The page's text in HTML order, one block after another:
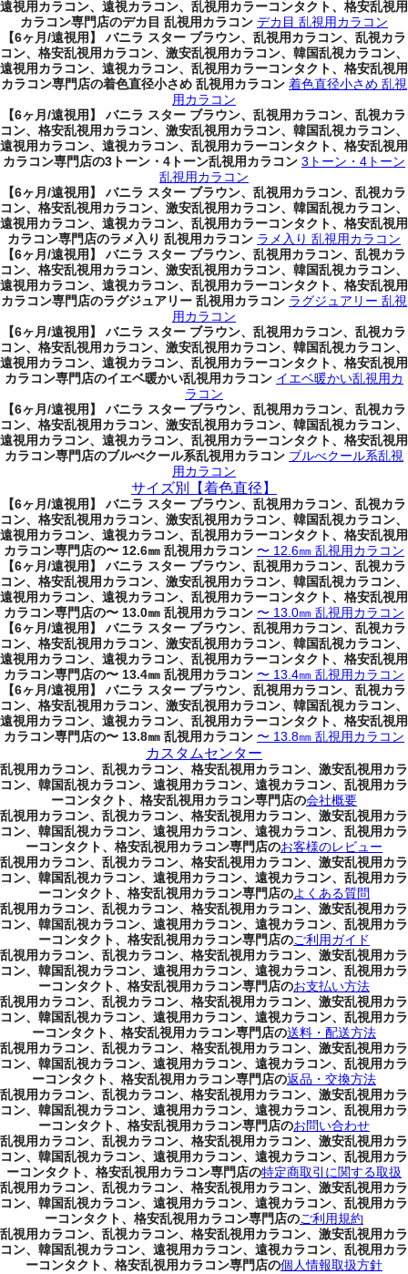
遠視用カラコン、遠視カラコン、乱視用カラーコンタクト、格安乱視用
カラコン専門店のデカ目 乱視用カラコン デカ目 乱視用カラコン
【6ヶ月/遠視用】 バニラ スター ブラウン、乱視用カラコン、乱視カラ
コン、格安乱視用カラコン、激安乱視用カラコン、韓国乱視カラコン、
遠視用カラコン、遠視カラコン、乱視用カラーコンタクト、格安乱視用
カラコン専門店の着色直径小さめ 乱視用カラコン 着色直径小さめ 乱視
用カラコン
【6ヶ月/遠視用】 バニラ スター ブラウン、乱視用カラコン、乱視カラ
コン、格安乱視用カラコン、激安乱視用カラコン、韓国乱視カラコン、
遠視用カラコン、遠視カラコン、乱視用カラーコンタクト、格安乱視用
カラコン専門店の3トーン・4トーン乱視用カラコン 3トーン・4トーン
乱視用カラコン
【6ヶ月/遠視用】 バニラ スター ブラウン、乱視用カラコン、乱視カラ
コン、格安乱視用カラコン、激安乱視用カラコン、韓国乱視カラコン、
遠視用カラコン、遠視カラコン、乱視用カラーコンタクト、格安乱視用
カラコン専門店のラメ入り 乱視用カラコン ラメ入り 乱視用カラコン
【6ヶ月/遠視用】 バニラ スター ブラウン、乱視用カラコン、乱視カラ
コン、格安乱視用カラコン、激安乱視用カラコン、韓国乱視カラコン、
遠視用カラコン、遠視カラコン、乱視用カラーコンタクト、格安乱視用
カラコン専門店のラグジュアリー 乱視用カラコン ラグジュアリー 乱視
用カラコン
【6ヶ月/遠視用】 バニラ スター ブラウン、乱視用カラコン、乱視カラ
コン、格安乱視用カラコン、激安乱視用カラコン、韓国乱視カラコン、
遠視用カラコン、遠視カラコン、乱視用カラーコンタクト、格安乱視用
カラコン専門店のイエベ暖かい乱視用カラコン イエベ暖かい乱視用カ
ラコン
【6ヶ月/遠視用】 バニラ スター ブラウン、乱視用カラコン、乱視カラ
コン、格安乱視用カラコン、激安乱視用カラコン、韓国乱視カラコン、
遠視用カラコン、遠視カラコン、乱視用カラーコンタクト、格安乱視用
カラコン専門店のブルべクール系乱視用カラコン ブルべクール系乱視
用カラコン
サイズ別【着色直径】
【6ヶ月/遠視用】 バニラ スター ブラウン、乱視用カラコン、乱視カラ
コン、格安乱視用カラコン、激安乱視用カラコン、韓国乱視カラコン、
遠視用カラコン、遠視カラコン、乱視用カラーコンタクト、格安乱視用
カラコン専門店の〜 12.6㎜ 乱視用カラコン 〜 12.6㎜ 乱視用カラコン
【6ヶ月/遠視用】 バニラ スター ブラウン、乱視用カラコン、乱視カラ
コン、格安乱視用カラコン、激安乱視用カラコン、韓国乱視カラコン、
遠視用カラコン、遠視カラコン、乱視用カラーコンタクト、格安乱視用
カラコン専門店の〜 13.0㎜ 乱視用カラコン 〜 13.0㎜ 乱視用カラコン
【6ヶ月/遠視用】 バニラ スター ブラウン、乱視用カラコン、乱視カラ
コン、格安乱視用カラコン、激安乱視用カラコン、韓国乱視カラコン、
遠視用カラコン、遠視カラコン、乱視用カラーコンタクト、格安乱視用
カラコン専門店の〜 13.4㎜ 乱視用カラコン 〜 13.4㎜ 乱視用カラコン
【6ヶ月/遠視用】 バニラ スター ブラウン、乱視用カラコン、乱視カラ
コン、格安乱視用カラコン、激安乱視用カラコン、韓国乱視カラコン、
遠視用カラコン、遠視カラコン、乱視用カラーコンタクト、格安乱視用
カラコン専門店の〜 13.8㎜ 乱視用カラコン 〜 13.8㎜ 乱視用カラコン
カスタムセンター
乱視用カラコン、乱視カラコン、格安乱視用カラコン、激安乱視用カラ
コン、韓国乱視カラコン、遠視用カラコン、遠視カラコン、乱視用カラ
ーコンタクト、格安乱視用カラコン専門店の会社概要
乱視用カラコン、乱視カラコン、格安乱視用カラコン、激安乱視用カラ
コン、韓国乱視カラコン、遠視用カラコン、遠視カラコン、乱視用カラ
ーコンタクト、格安乱視用カラコン専門店のお客様のレビュー
乱視用カラコン、乱視カラコン、格安乱視用カラコン、激安乱視用カラ
コン、韓国乱視カラコン、遠視用カラコン、遠視カラコン、乱視用カラ
ーコンタクト、格安乱視用カラコン専門店のよくある質問
乱視用カラコン、乱視カラコン、格安乱視用カラコン、激安乱視用カラ
コン、韓国乱視カラコン、遠視用カラコン、遠視カラコン、乱視用カラ
ーコンタクト、格安乱視用カラコン専門店のご利用ガイド
乱視用カラコン、乱視カラコン、格安乱視用カラコン、激安乱視用カラ
コン、韓国乱視カラコン、遠視用カラコン、遠視カラコン、乱視用カラ
ーコンタクト、格安乱視用カラコン専門店のお支払い方法
乱視用カラコン、乱視カラコン、格安乱視用カラコン、激安乱視用カラ
コン、韓国乱視カラコン、遠視用カラコン、遠視カラコン、乱視用カラ
ーコンタクト、格安乱視用カラコン専門店の送料・配送方法
乱視用カラコン、乱視カラコン、格安乱視用カラコン、激安乱視用カラ
コン、韓国乱視カラコン、遠視用カラコン、遠視カラコン、乱視用カラ
ーコンタクト、格安乱視用カラコン専門店の返品・交換方法
乱視用カラコン、乱視カラコン、格安乱視用カラコン、激安乱視用カラ
コン、韓国乱視カラコン、遠視用カラコン、遠視カラコン、乱視用カラ
ーコンタクト、格安乱視用カラコン専門店のお問い合わせ
乱視用カラコン、乱視カラコン、格安乱視用カラコン、激安乱視用カラ
コン、韓国乱視カラコン、遠視用カラコン、遠視カラコン、乱視用カラ
ーコンタクト、格安乱視用カラコン専門店の特定商取引に関する取扱
乱視用カラコン、乱視カラコン、格安乱視用カラコン、激安乱視用カラ
コン、韓国乱視カラコン、遠視用カラコン、遠視カラコン、乱視用カラ
ーコンタクト、格安乱視用カラコン専門店のご利用規約
乱視用カラコン、乱視カラコン、格安乱視用カラコン、激安乱視用カラ
コン、韓国乱視カラコン、遠視用カラコン、遠視カラコン、乱視用カラ
ーコンタクト、格安乱視用カラコン専門店の個人情報取扱方針